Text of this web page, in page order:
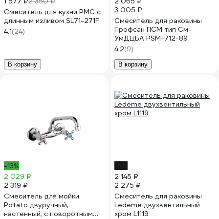
Смеситель для кухни РМС с
длинным изливом SL71-271F
4.1(24)
В корзину
3 005 ₽
Смеситель для раковины
Профсан ПСМ тип См-
УмДЦБА PSM-712-89
4.2(9)
В корзину
-13%
2 029 ₽
2 319 ₽
Смеситель для мойки
Potato двуручный,
настенный, с поворотным
2 145 ₽
2 275 ₽
Смеситель для раковины
Ledeme двухвентильный
хром L1119